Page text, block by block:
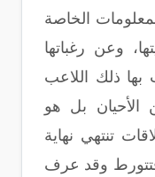
الخاصة
وعن رغباتها
بها ذلك اللاعب
الأحيان بل هو
تنتهي نهاية
فتتورط وقد عرف